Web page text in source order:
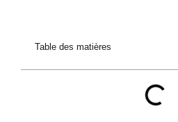
Table des matières